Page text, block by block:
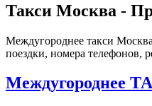
Такси Москва -
Междугороднее такси
поездки, номера телефонов,
Междугороднее